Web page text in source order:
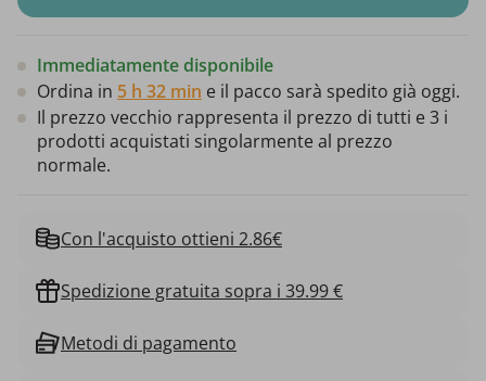
Immediatamente disponibile
Ordina in 5 h 32 min e il pacco sarà spedito già oggi.
Il prezzo vecchio rappresenta il prezzo di tutti e 3 i
prodotti acquistati singolarmente al prezzo
normale.
Con l'acquisto ottieni 2.86€
Spedizione gratuita sopra i 39.99 €
Metodi di pagamento